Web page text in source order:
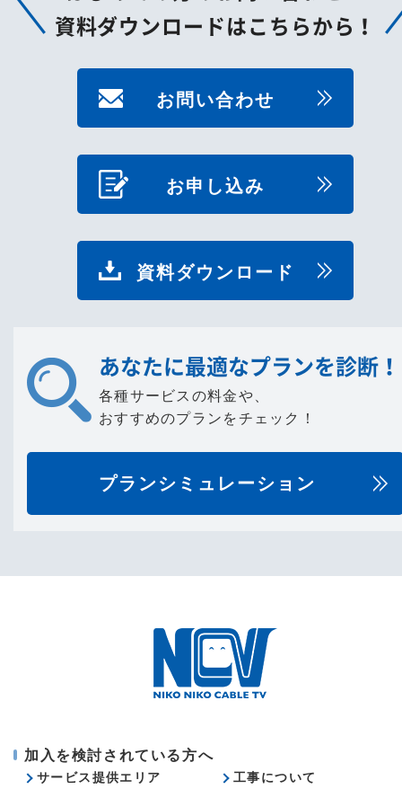
資料ダウンロードはこちらから！
お問い合わせ
お申し込み
資料ダウンロード
あなたに最適なプランを診断！
各種サービスの料金や、
おすすめのプランをチェック！
プランシミュレーション
加入を検討されている方へ
サービス提供エリア 工事について